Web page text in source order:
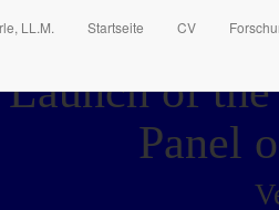
LL.M. Startseite CV
Launch of
Panel